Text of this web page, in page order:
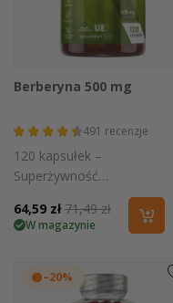
Berberyna 500 mg
491 recenzje
120 kapsułek –
Superżywność
stearynianu magnezu
Cena
promocyjna
64,59 zł Cena
regularna
71,49 zł
W magazynie
–20%